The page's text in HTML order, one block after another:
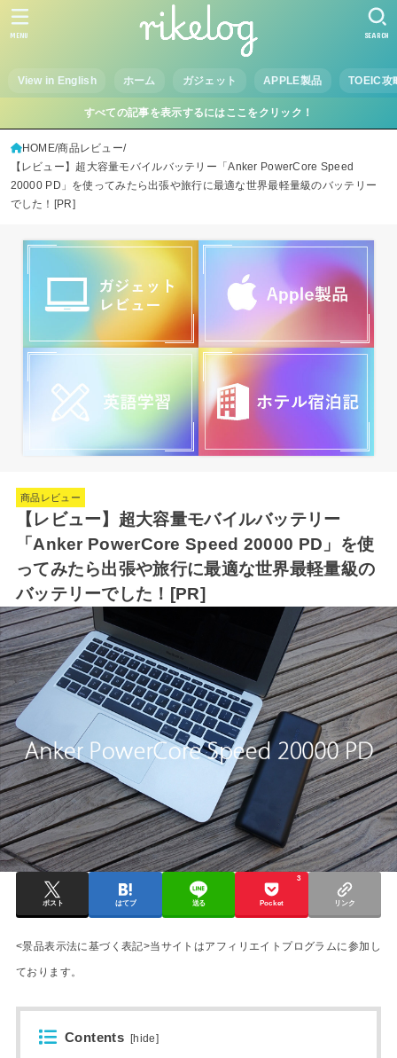
View in English ホーム ガジェット APPLE製品 TOEIC攻
SEARCH
MENU
すべての記事を表示するにはここをクリック！
HOME 商品レビュー
【レビュー】超大容量モバイルバッテリー「Anker PowerCore Speed
20000 PD」を使ってみたら出張や旅行に最適な世界最軽量級のバッテリー
でした！[PR]
商品レビュー
【レビュー】超大容量モバイルバッテリー
「Anker PowerCore Speed 20000 PD」を使
ってみたら出張や旅行に最適な世界最軽量級の
バッテリーでした！[PR]
ポスト はてブ 送る Pocket
3
リンク
<景品表示法に基づく表記>当サイトはアフィリエイトプログラムに参加し
ております。
Contents [hide]